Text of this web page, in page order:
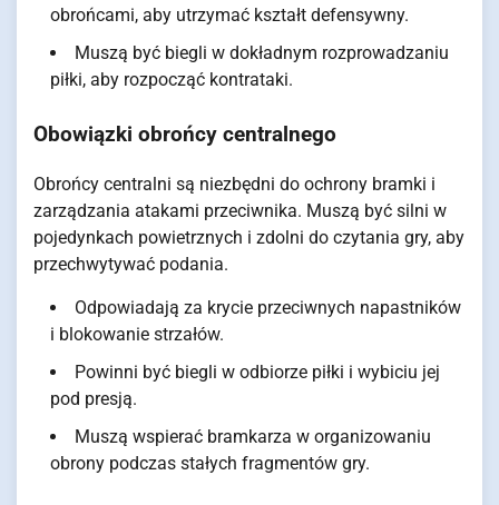
obrońcami, aby utrzymać kształt defensywny.
Muszą być biegli w dokładnym rozprowadzaniu
piłki, aby rozpocząć kontrataki.
Obowiązki obrońcy centralnego
Obrońcy centralni są niezbędni do ochrony bramki i
zarządzania atakami przeciwnika. Muszą być silni w
pojedynkach powietrznych i zdolni do czytania gry, aby
przechwytywać podania.
Odpowiadają za krycie przeciwnych napastników
i blokowanie strzałów.
Powinni być biegli w odbiorze piłki i wybiciu jej
pod presją.
Muszą wspierać bramkarza w organizowaniu
obrony podczas stałych fragmentów gry.